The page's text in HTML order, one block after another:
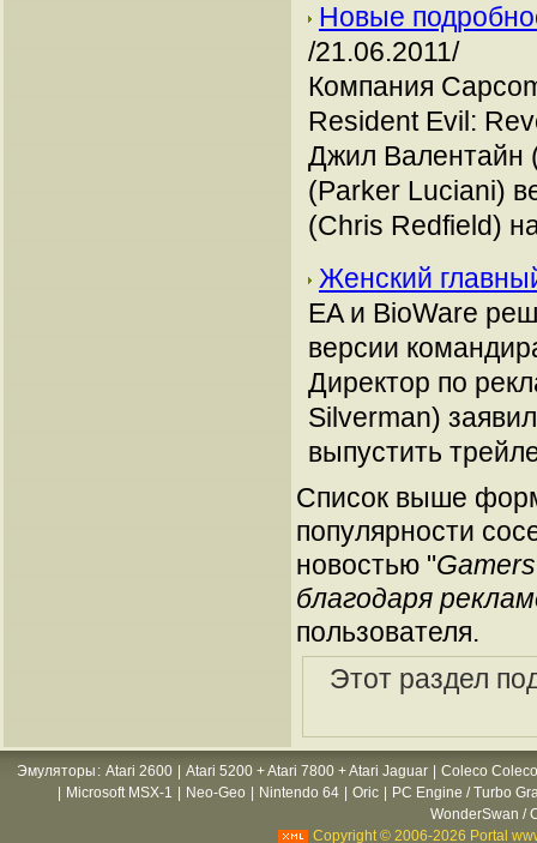
Новые
/21.06.2011/
Компания
Resident Evil:
Джил Валентайн
(Parker Luciani)
(Chris Redfield)
Женский
EA и BioWare
версии
Директор по
Silverman)
выпустить
Список выше
популярности
новостью "
благодаря
пользователя.
Этот раздел
Эмуляторы : Atari 2600 Atari 5200 + Atari 7800 + Atari Jaguar
Coleco
Microsoft MSX-1 Neo-Geo Nintendo 64 Oric
PC Engine / Turbo
WonderSwan /
Copyright © 2006-2026 Portal